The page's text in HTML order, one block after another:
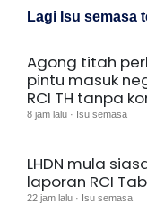
Lagi Isu semasa
Agong titah
pintu masuk
RCI TH tanpa
8 jam lalu · Isu semasa
LHDN mula
laporan RCI
22 jam lalu · Isu semasa